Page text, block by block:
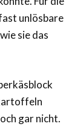
unlösbare
sie das
gar nicht.